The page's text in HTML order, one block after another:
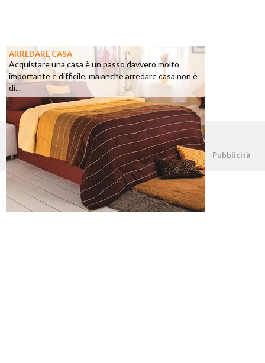
ARREDARE CASA
Acquistare una casa è un passo davvero molto
importante e difficile, ma anche arredare casa non è
di...
©2026 - casapratica.net - p.iva 03338800984 Pubblicità